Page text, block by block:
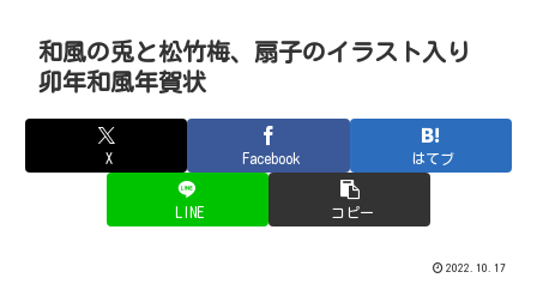
和風の兎と松竹梅、扇子のイラスト入り
卯年和風年賀状
X Facebook はてブ
LINE コピー
2022.10.17